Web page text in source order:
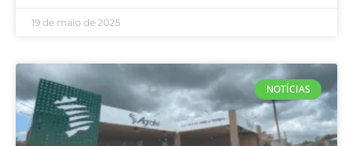
19 de maio de 2025
NOTÍCIAS